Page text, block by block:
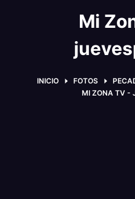
Mi
INICIO FOTOS
MI ZONA TV -